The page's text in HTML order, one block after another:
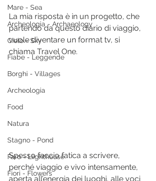
Mare - Sea
Archeologia - Archaeology
Cielo - Sky
Fiabe - Leggende
Borghi - Villages
Archeologia
Food
Natura
Stagno - Pond
Faro - Liighthouse
Fiori - Flowers
La mia risposta è in un progetto, che
partendo da questo diario di viaggio,
vuole diventare un format tv, si
chiama Travel One.
Spesso faccio fatica a scrivere,
perché viaggio e vivo intensamente,
aperta all’energia dei luoghi, alle voci